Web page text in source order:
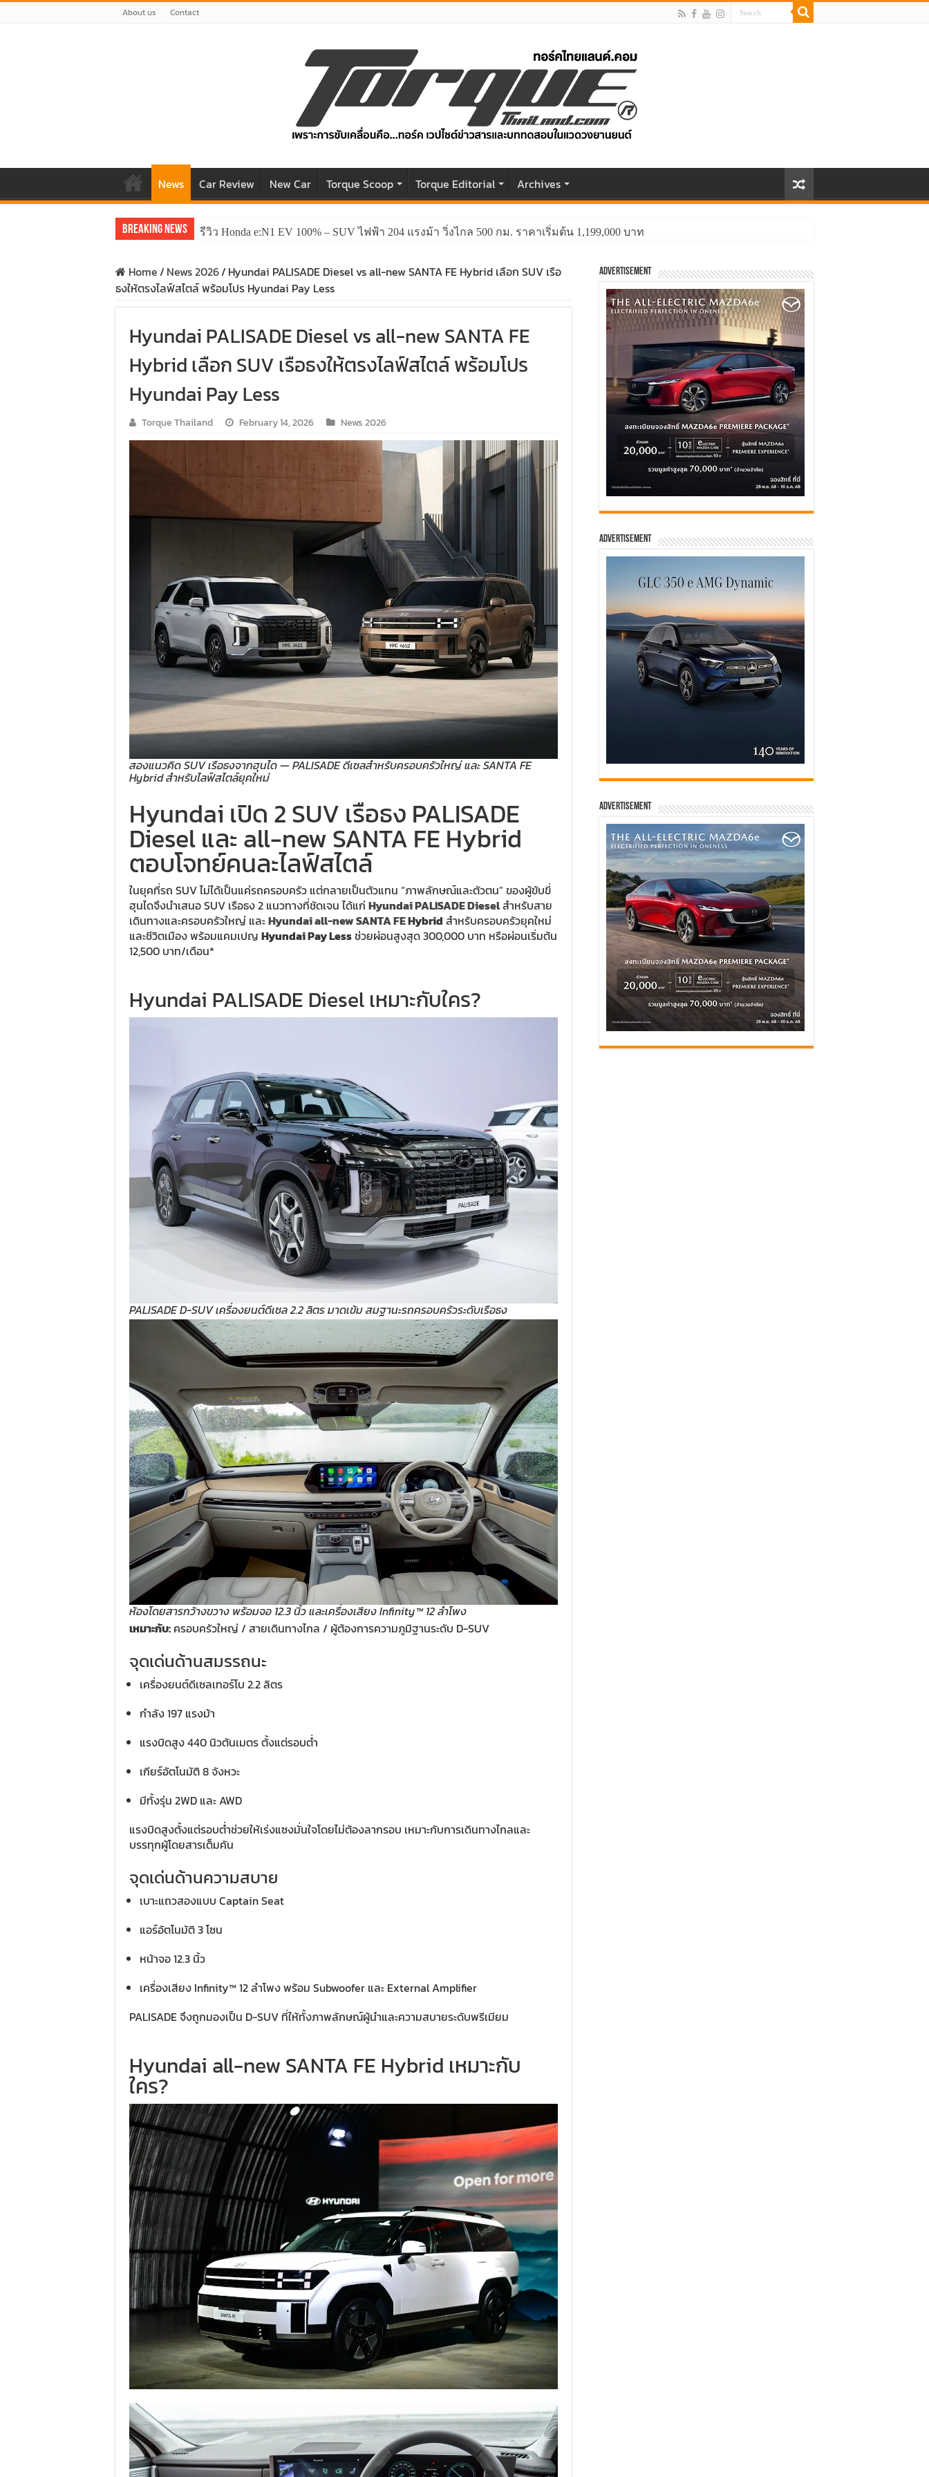
About us Contact
News Car Review New Car Torque Scoop Torque Editorial Archives
Breaking News รีวิว Honda e:N1 EV 100% – SUV ไฟฟ้า 204 แรงม้า วิ่งไกล 500 กม. ราคาเริ่มต้น 1,199,000 บาท
Home/ News 2026/ Hyundai PALISADE Diesel vs all-new SANTA FE Hybrid เลือก SUV เรือ
ธงให้ตรงไลฟ์สไตล์ พร้อมโปร Hyundai Pay Less
Hyundai PALISADE Diesel vs all-new SANTA FE
Hybrid เลือก SUV เรือธงให้ตรงไลฟ์สไตล์ พร้อมโปร
Hyundai Pay Less
Torque Thailand February 14, 2026 News 2026
สองแนวคิด SUV เรือธงจากฮุนได — PALISADE ดีเซลสำหรับครอบครัวใหญ่ และ SANTA FE
Hybrid สำหรับไลฟ์สไตล์ยุคใหม่
Hyundai เปิด 2 SUV เรือธง PALISADE
Diesel และ all-new SANTA FE Hybrid
ตอบโจทย์คนละไลฟ์สไตล์
ในยุคที่รถ SUV ไม่ได้เป็นแค่รถครอบครัว แต่กลายเป็นตัวแทน “ภาพลักษณ์และตัวตน” ของผู้ขับขี่
ฮุนไดจึงนำเสนอ SUV เรือธง 2 แนวทางที่ชัดเจน ได้แก่ Hyundai PALISADE Dieselสำหรับสาย
เดินทางและครอบครัวใหญ่ และHyundai all-new SANTA FEHybrid สำหรับครอบครัวยุคใหม่
และชีวิตเมือง พร้อมแคมเปญ Hyundai Pay Lessช่วยผ่อนสูงสุด 300,000 บาท หรือผ่อนเริ่มต้น
12,500 บาท/เดือน*
Hyundai PALISADE Diesel เหมาะกับใคร?
PALISADE D-SUV เครื่องยนต์ดีเซล 2.2 ลิตร มาดเข้ม สมฐานะรถครอบครัวระดับเรือธง
ห้องโดยสารกว้างขวาง พร้อมจอ 12.3 นิ้ว และเครื่องเสียง Infinity™ 12 ลำโพง
เหมาะกับ: ครอบครัวใหญ่ / สายเดินทางไกล / ผู้ต้องการความภูมิฐานระดับ D-SUV
จุดเด่นด้านสมรรถนะ
เครื่องยนต์ดีเซลเทอร์โบ 2.2 ลิตร
กำลัง 197 แรงม้า
แรงบิดสูง 440 นิวตันเมตร ตั้งแต่รอบต่ำ
เกียร์อัตโนมัติ 8 จังหวะ
มีทั้งรุ่น 2WD และ AWD
แรงบิดสูงตั้งแต่รอบต่ำช่วยให้เร่งแซงมั่นใจโดยไม่ต้องลากรอบ เหมาะกับการเดินทางไกลและ
บรรทุกผู้โดยสารเต็มคัน
จุดเด่นด้านความสบาย
เบาะแถวสองแบบ Captain Seat
แอร์อัตโนมัติ 3 โซน
หน้าจอ 12.3 นิ้ว
เครื่องเสียง Infinity™ 12 ลำโพง พร้อม Subwoofer และ External Amplifier
PALISADE จึงถูกมองเป็น D-SUV ที่ให้ทั้งภาพลักษณ์ผู้นำและความสบายระดับพรีเมียม
Hyundai all-new SANTA FE Hybrid เหมาะกับ
ใคร?
Advertisement
Advertisement
Advertisement